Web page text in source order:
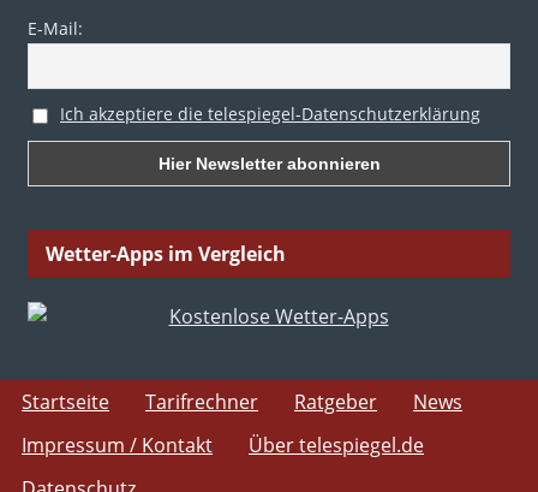
E-Mail:
Ich akzeptiere die telespiegel-Datenschutzerklärung
Wetter-Apps im Vergleich
Startseite Tarifrechner Ratgeber
News
Impressum / Kontakt
Über telespiegel.de